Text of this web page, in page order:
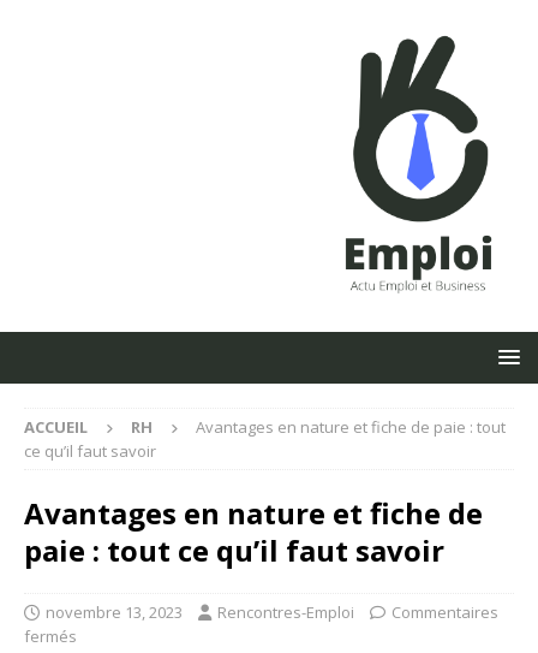
ACCUEIL RH
Avantages en nature et fiche de paie : tout
ce qu’il faut savoir
Avantages en nature et fiche de
paie : tout ce qu’il faut savoir
novembre 13, 2023 Rencontres-Emploi
Commentaires
fermés